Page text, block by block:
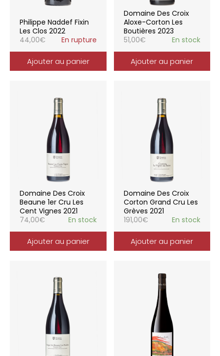
Philippe Naddef Fixin
Les Clos 2022
44,00€ En rupture
Ajouter au panier
Domaine Des Croix
Aloxe-Corton Les
Boutières 2023
51,00€ En stock
Ajouter au panier
Domaine Des Croix
Beaune 1er Cru Les
Cent Vignes 2021
74,00€ En stock
Ajouter au panier
Domaine Des Croix
Corton Grand Cru Les
Grèves 2021
191,00€ En stock
Ajouter au panier